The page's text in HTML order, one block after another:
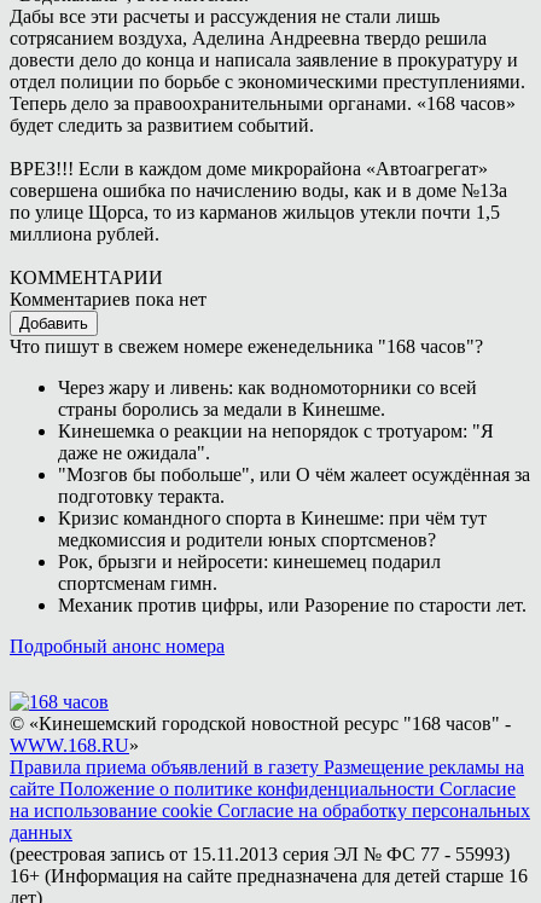
Дабы все эти расчеты и рассуждения не стали лишь
сотрясанием воздуха, Аделина Андреевна твердо решила
довести дело до конца и написала заявление в прокуратуру и
отдел полиции по борьбе с экономическими преступлениями.
Теперь дело за правоохранительными органами. «168 часов»
будет следить за развитием событий.
ВРЕЗ!!! Если в каждом доме микрорайона «Автоагрегат»
совершена ошибка по начислению воды, как и в доме №13а
по улице Щорса, то из карманов жильцов утекли почти 1,5
миллиона рублей.
КОММЕНТАРИИ
Комментариев пока нет
Добавить
Что пишут в свежем номере еженедельника "168 часов"?
Через жару и ливень: как водномоторники со всей
страны боролись за медали в Кинешме.
Кинешемка о реакции на непорядок с тротуаром: "Я
даже не ожидала".
"Мозгов бы побольше", или О чём жалеет осуждённая за
подготовку теракта.
Кризис командного спорта в Кинешме: при чём тут
медкомиссия и родители юных спортсменов?
Рок, брызги и нейросети: кинешемец подарил
спортсменам гимн.
Механик против цифры, или Разорение по старости лет.
Подробный анонс номера
© «Кинешемский городской новостной ресурс "168 часов" -
WWW.168.RU»
Правила приема объявлений в газету Размещение рекламы на
сайте Положение о политике конфиденциальности Согласие
на использование cookie Согласие на обработку персональных
данных
(реестровая запись от 15.11.2013 серия ЭЛ № ФС 77 - 55993)
16+ (Информация на сайте предназначена для детей старше 16
лет)